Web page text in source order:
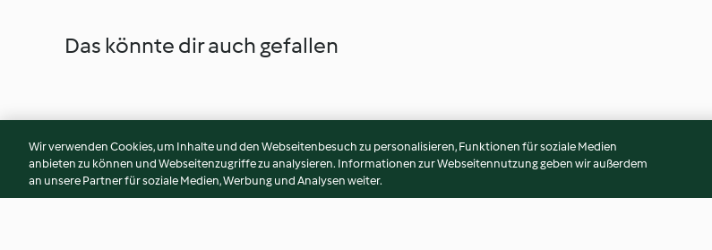
Das könnte dir auch gefallen
Wir verwenden Cookies, um Inhalte und den Webseitenbesuch zu personalisieren, Funktionen für soziale Medien
anbieten zu können und Webseitenzugriffe zu analysieren. Informationen zur Webseitennutzung geben wir außerdem
an unsere Partner für soziale Medien, Werbung und Analysen weiter.